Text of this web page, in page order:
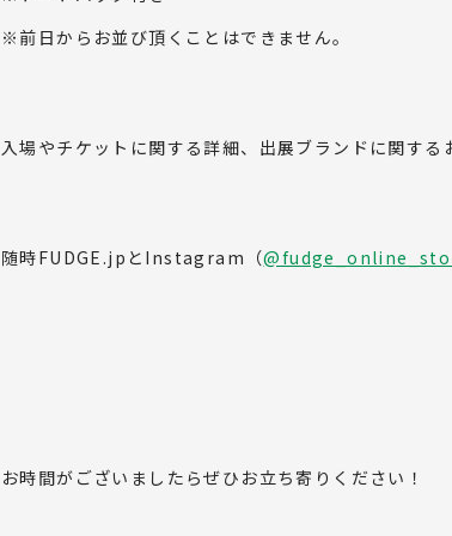
※前日からお並び頂くことはできません。
入場やチケットに関する詳細、出展ブランドに関する
随時FUDGE.jpとInstagram（
お時間がございましたらぜひお立ち寄りください！